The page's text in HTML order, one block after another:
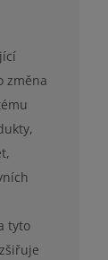
změna
tyto